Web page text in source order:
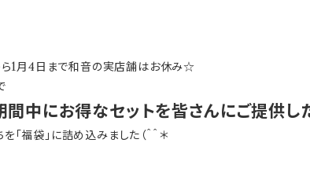
1月4日まで和音の実店舗はお休み☆
間中にお得なセットを皆さんにご提供し
「福袋」に詰め込みました（＾＾＊